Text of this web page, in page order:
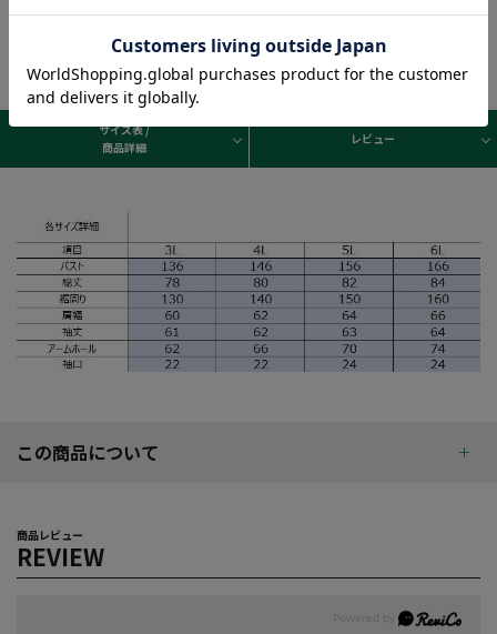
サイズ表 /
商品詳細
レビュー
この商品について
商品レビュー
REVIEW